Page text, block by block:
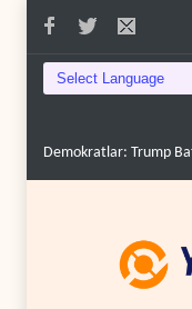
Demokratlar: Trump